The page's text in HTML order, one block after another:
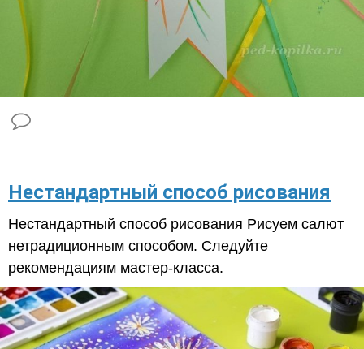
​Нестандартный способ рисования
Нестандартный способ рисования Рисуем салют
нетрадиционным способом. Следуйте
рекомендациям мастер-класса.